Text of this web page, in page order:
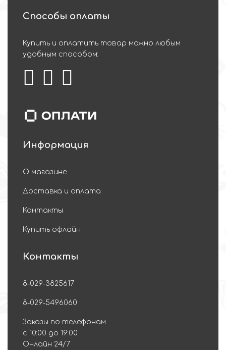
Способы оплаты
Купить и оплатить товар можно любым
удобным способом:
Информация
О магазине
Доставка и оплата
Контакты
Купить офлайн
Контакты
8-029-3825617
8-029-5496060
Заказы по телефонам
с 10:00 до 19:00
Онлайн 24/7